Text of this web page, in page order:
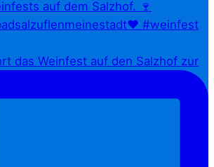
das Weinfest auf den Salzhof zur